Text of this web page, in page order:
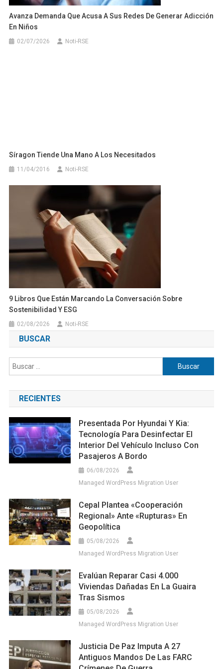
Avanza Demanda Que Acusa A Sus Redes De Generar Adicción
En Niños
02/07/2026 Noti-RSE
Síragon Tiende Una Mano A Los Necesitados
11/04/2016 Noti-RSE
9 Libros Que Están Marcando La Conversación Sobre
Sostenibilidad Y ESG
02/08/2026 Noti-RSE
BUSCAR
Buscar:
RECIENTES
Presentada Por Hyundai Y Kia:
Tecnología Para Desinfectar El
Interior Del Vehículo Incluso Con
Pasajeros A Bordo
06/08/2026
Managed WordPress Migration User
Cepal Plantea «cooperación
Regional» Ante «rupturas» En
Geopolítica
05/08/2026
Managed WordPress Migration User
Evalúan Reparar Casi 4.000
Viviendas Dañadas En La Guaira
Tras Sismos
05/08/2026
Managed WordPress Migration User
Justicia De Paz Imputa A 27
Antiguos Mandos De Las FARC